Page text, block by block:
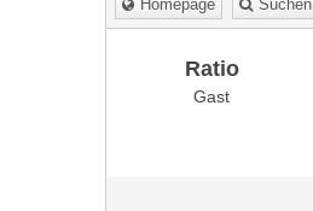
Homepage Suchen
Ratio
Gast